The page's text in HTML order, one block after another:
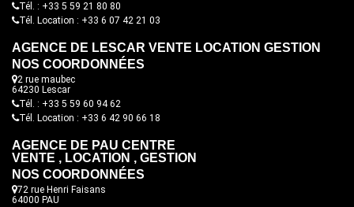
Tél. : +33 5 59 21 80 80
Tél. Location : +33 6 07 42 21 03
AGENCE DE LESCAR VENTE LOCATION GESTION
NOS COORDONNÉES
2 rue maubec
64230 Lescar
Tél. : +33 5 59 60 94 62
Tél. Location : +33 6 42 90 66 18
AGENCE DE PAU CENTRE
VENTE , LOCATION , GESTION
NOS COORDONNÉES
72 rue Henri Faisans
64000 PAU